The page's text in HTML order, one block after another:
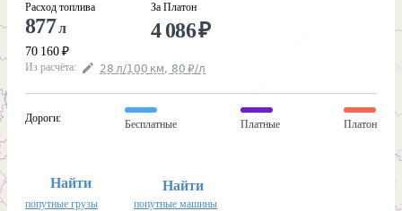
Расход топлива
877л
70 160 ₽
За Платон
4 086₽
Из расчёта: 28 л/100 км, 80 ₽/л
Дороги:
Бесплатные Платные Платон
Найти
попутные грузы
Найти
попутные машины